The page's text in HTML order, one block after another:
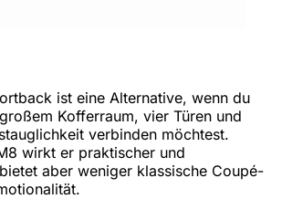
ist eine Alternative, wenn du
Kofferraum, vier Türen und
verbinden möchtest.
wirkt er praktischer und
aber weniger klassische Coupé-